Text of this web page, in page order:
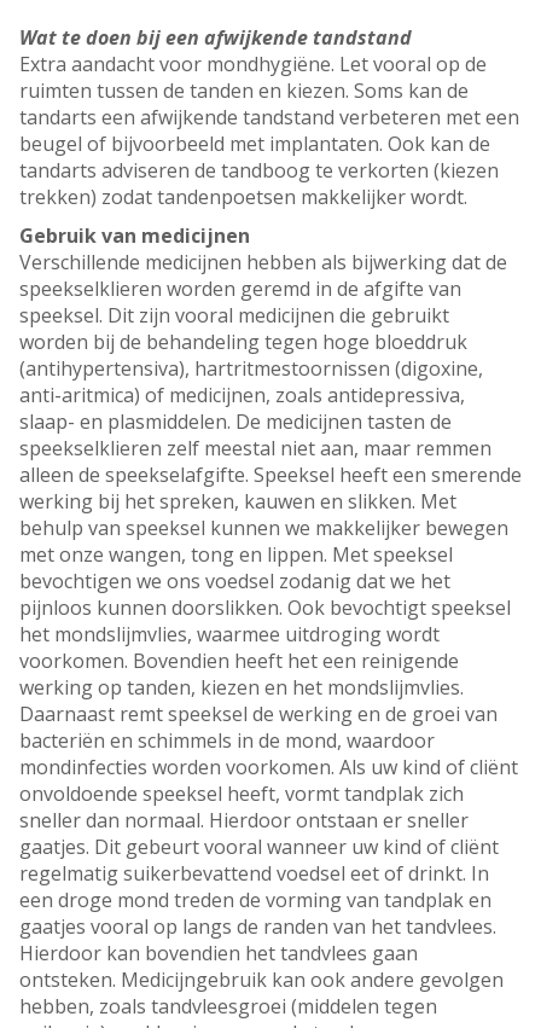
Wat te doen bij een afwijkende tandstand
Extra aandacht voor mondhygiëne. Let vooral op de
ruimten tussen de tanden en kiezen. Soms kan de
tandarts een afwijkende tandstand verbeteren met een
beugel of bijvoorbeeld met implantaten. Ook kan de
tandarts adviseren de tandboog te verkorten (kiezen
trekken) zodat tandenpoetsen makkelijker wordt.
Gebruik van medicijnen
Verschillende medicijnen hebben als bijwerking dat de
speekselklieren worden geremd in de afgifte van
speeksel. Dit zijn vooral medicijnen die gebruikt
worden bij de behandeling tegen hoge bloeddruk
(antihypertensiva), hartritmestoornissen (digoxine,
anti-aritmica) of medicijnen, zoals antidepressiva,
slaap- en plasmiddelen. De medicijnen tasten de
speekselklieren zelf meestal niet aan, maar remmen
alleen de speekselafgifte. Speeksel heeft een smerende
werking bij het spreken, kauwen en slikken. Met
behulp van speeksel kunnen we makkelijker bewegen
met onze wangen, tong en lippen. Met speeksel
bevochtigen we ons voedsel zodanig dat we het
pijnloos kunnen doorslikken. Ook bevochtigt speeksel
het mondslijmvlies, waarmee uitdroging wordt
voorkomen. Bovendien heeft het een reinigende
werking op tanden, kiezen en het mondslijmvlies.
Daarnaast remt speeksel de werking en de groei van
bacteriën en schimmels in de mond, waardoor
mondinfecties worden voorkomen. Als uw kind of cliënt
onvoldoende speeksel heeft, vormt tandplak zich
sneller dan normaal. Hierdoor ontstaan er sneller
gaatjes. Dit gebeurt vooral wanneer uw kind of cliënt
regelmatig suikerbevattend voedsel eet of drinkt. In
een droge mond treden de vorming van tandplak en
gaatjes vooral op langs de randen van het tandvlees.
Hierdoor kan bovendien het tandvlees gaan
ontsteken. Medicijngebruik kan ook andere gevolgen
hebben, zoals tandvleesgroei (middelen tegen